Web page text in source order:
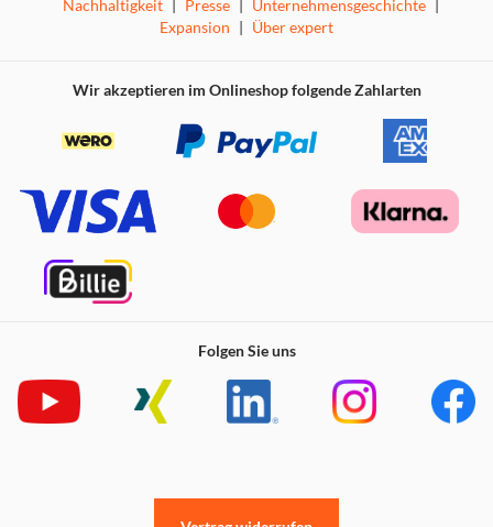
Nachhaltigkeit | Presse | Unternehmensgeschichte |
Expansion | Über expert
Wir akzeptieren im Onlineshop folgende Zahlarten
Folgen Sie uns